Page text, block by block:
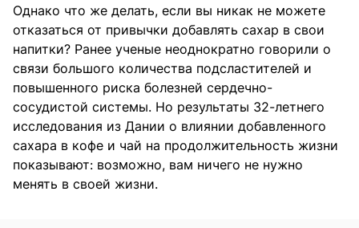
Однако что же делать, если вы никак не можете
отказаться от привычки добавлять сахар в свои
напитки? Ранее ученые неоднократно говорили о
связи большого количества подсластителей и
повышенного риска болезней сердечно-
сосудистой системы. Но результаты 32-летнего
исследования из Дании о влиянии добавленного
сахара в кофе и чай на продолжительность жизни
показывают: возможно, вам ничего не нужно
менять в своей жизни.